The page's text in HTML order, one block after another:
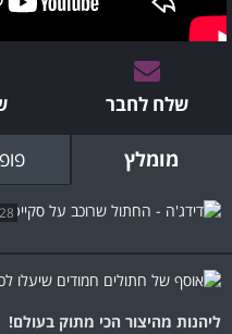
שלח לחבר
מומלץ
ליהנות מהיצור הכי מתוק בעולם!